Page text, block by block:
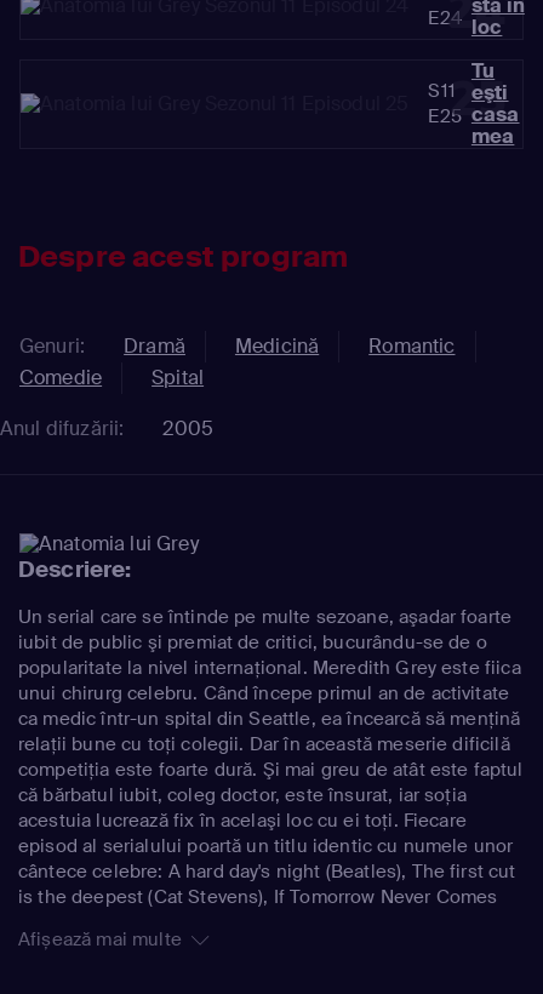
E24 loc
25
S11
E25
Tu
eşti
casa
mea
Despre acest program
Genuri: Dramă Medicină
Romantic
Comedie
Spital
Anul difuzării:
2005
Descriere:
Un serial care se întinde pe multe sezoane, aşadar foarte
iubit de public şi premiat de critici, bucurându-se de o
popularitate la nivel internaţional. Meredith Grey este fiica
unui chirurg celebru. Când începe primul an de activitate
ca medic într-un spital din Seattle, ea încearcă să menţină
relaţii bune cu toţi colegii. Dar în această meserie dificilă
competiţia este foarte dură. Şi mai greu de atât este faptul
că bărbatul iubit, coleg doctor, este însurat, iar soţia
acestuia lucrează fix în acelaşi loc cu ei toţi. Fiecare
episod al serialului poartă un titlu identic cu numele unor
cântece celebre: A hard day's night (Beatles), The first cut
is the deepest (Cat Stevens), If Tomorrow Never Comes
Afișează mai multe